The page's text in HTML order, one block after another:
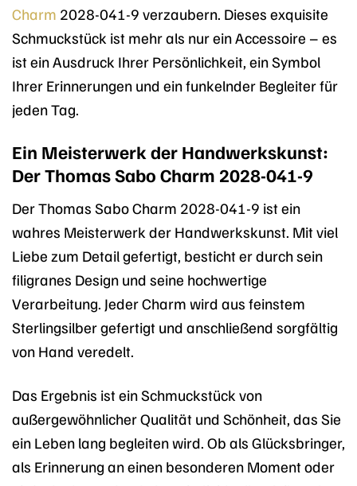
Charm 2028-041-9 verzaubern. Dieses exquisite
Schmuckstück ist mehr als nur ein Accessoire – es
ist ein Ausdruck Ihrer Persönlichkeit, ein Symbol
Ihrer Erinnerungen und ein funkelnder Begleiter für
jeden Tag.
Ein Meisterwerk der Handwerkskunst:
Der Thomas Sabo Charm 2028-041-9
Der Thomas Sabo Charm 2028-041-9 ist ein
wahres Meisterwerk der Handwerkskunst. Mit viel
Liebe zum Detail gefertigt, besticht er durch sein
filigranes Design und seine hochwertige
Verarbeitung. Jeder Charm wird aus feinstem
Sterlingsilber gefertigt und anschließend sorgfältig
von Hand veredelt.
Das Ergebnis ist ein Schmuckstück von
außergewöhnlicher Qualität und Schönheit, das Sie
ein Leben lang begleiten wird. Ob als Glücksbringer,
als Erinnerung an einen besonderen Moment oder